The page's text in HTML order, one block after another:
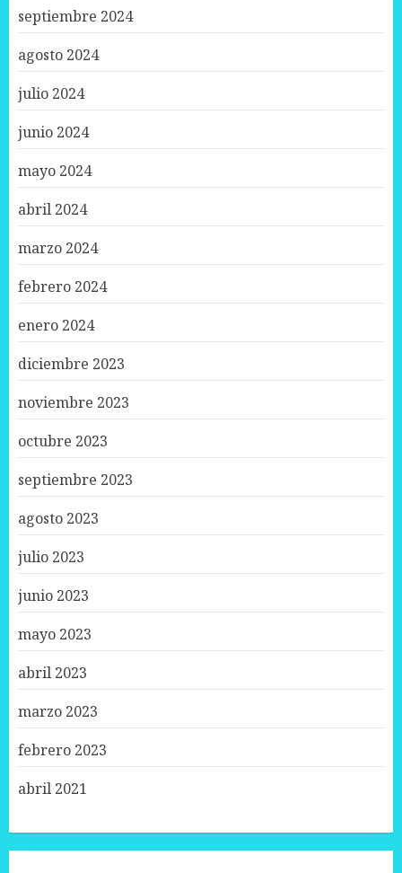
septiembre 2024
agosto 2024
julio 2024
junio 2024
mayo 2024
abril 2024
marzo 2024
febrero 2024
enero 2024
diciembre 2023
noviembre 2023
octubre 2023
septiembre 2023
agosto 2023
julio 2023
junio 2023
mayo 2023
abril 2023
marzo 2023
febrero 2023
abril 2021